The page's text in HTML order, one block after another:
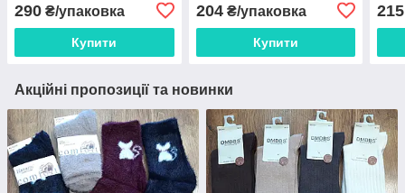
290 ₴/упаковка
Купити
204₴/упаковка
Купити
215
Акційні пропозиції та новинки